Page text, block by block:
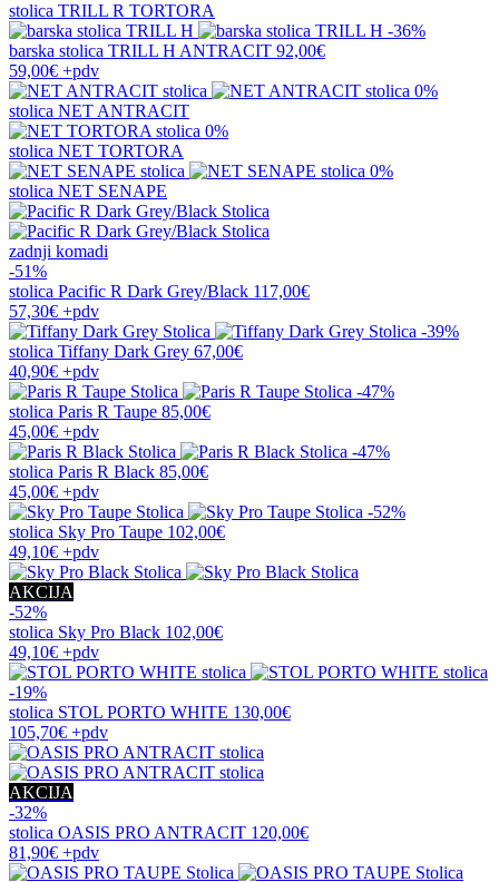
stolica TRILL R TORTORA
-36%
barska stolica TRILL H ANTRACIT 92,00€
59,00€ +pdv
0%
stolica NET ANTRACIT
0%
stolica NET TORTORA
0%
stolica NET SENAPE
zadnji komadi
-51%
stolica Pacific R Dark Grey/Black 117,00€
57,30€ +pdv
-39%
stolica Tiffany Dark Grey 67,00€
40,90€ +pdv
-47%
stolica Paris R Taupe 85,00€
45,00€ +pdv
-47%
stolica Paris R Black 85,00€
45,00€ +pdv
-52%
stolica Sky Pro Taupe 102,00€
49,10€ +pdv
AKCIJA
-52%
stolica Sky Pro Black 102,00€
49,10€ +pdv
-19%
stolica STOL PORTO WHITE 130,00€
105,70€ +pdv
AKCIJA
-32%
stolica OASIS PRO ANTRACIT 120,00€
81,90€ +pdv